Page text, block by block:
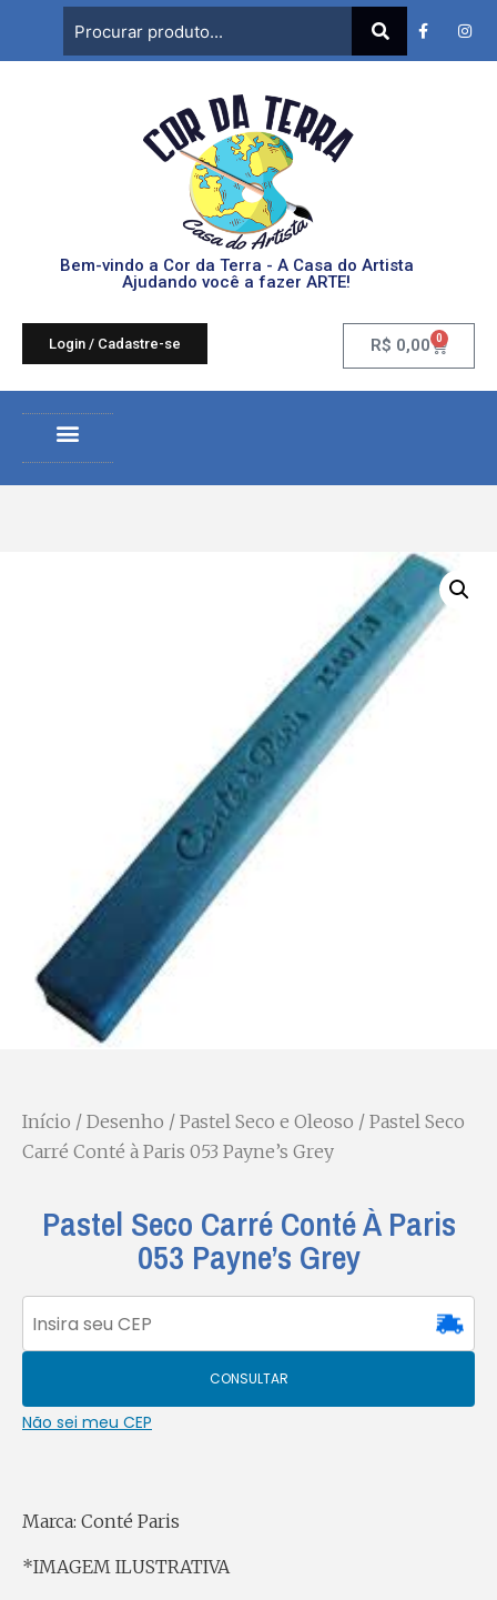
Bem-vindo a Cor da Terra - A Casa do Artista
Ajudando você a fazer ARTE!
Login / Cadastre-se R$ 0,00 0
Início / Desenho / Pastel Seco e Oleoso / Pastel Seco
Carré Conté à Paris 053 Payne’s Grey
Pastel Seco Carré Conté À Paris
053 Payne’s Grey
CONSULTAR
Não sei meu CEP
Marca: Conté Paris
*IMAGEM ILUSTRATIVA